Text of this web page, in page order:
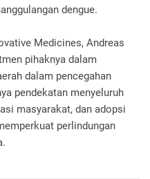
dengue.
Medicines, Andreas
pihaknya dalam
dalam pencegahan
pendekatan menyeluruh
masyarakat, dan adopsi
perlindungan